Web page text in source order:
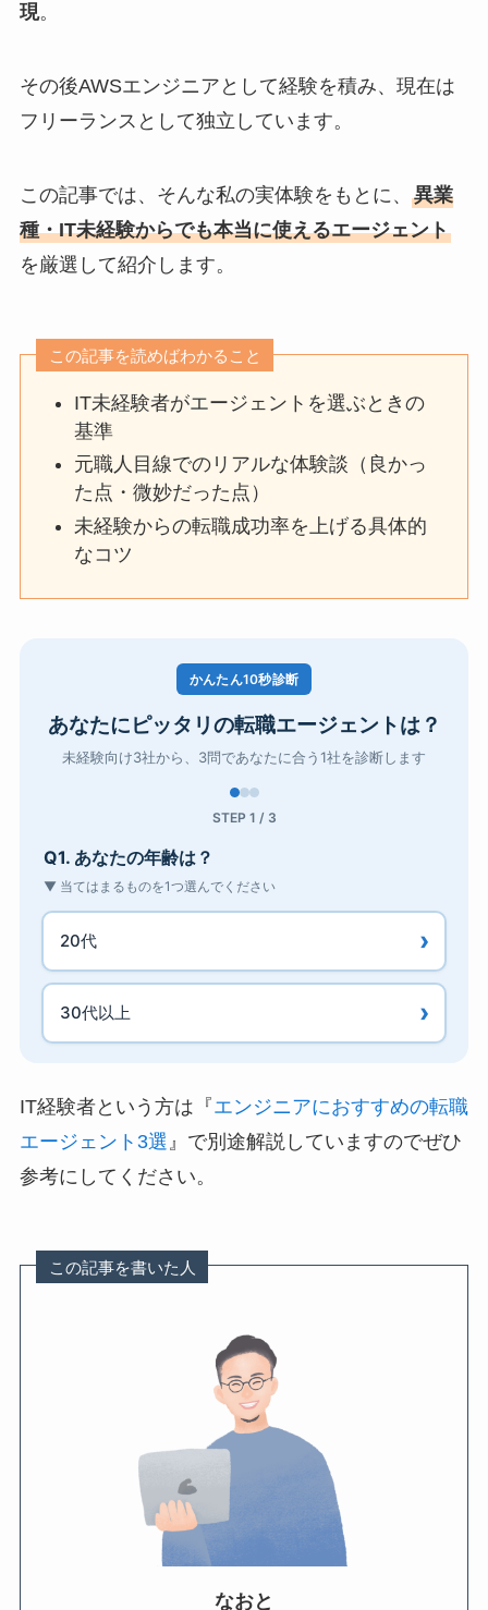
現。
その後AWSエンジニアとして経験を積み、現在は
フリーランスとして独立しています。
この記事では、そんな私の実体験をもとに、 異業
種・IT未経験からでも本当に使えるエージェント
を厳選して紹介します。
この記事を読めばわかること
IT未経験者がエージェントを選ぶときの
基準
元職人目線でのリアルな体験談（良かっ
た点・微妙だった点）
未経験からの転職成功率を上げる具体的
なコツ
かんたん10秒診断
あなたにピッタリの転職エージェントは？
未経験向け3社から、3問であなたに合う1社を診断します
STEP 1 / 3
Q1. あなたの年齢は？
▼ 当てはまるものを1つ選んでください
20代
30代以上
IT経験者という方は『エンジニアにおすすめの転職
エージェント3選 』で別途解説していますのでぜひ
参考にしてください。
この記事を書いた人
なおと